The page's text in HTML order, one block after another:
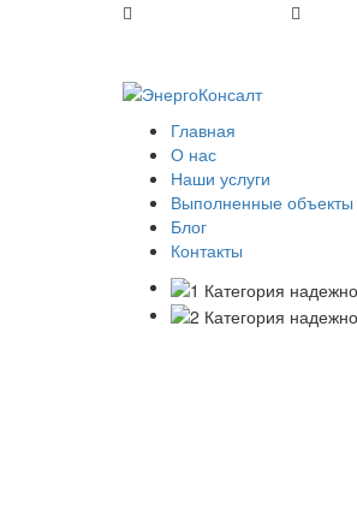
Главная
О нас
Наши услуги
Выполненные объекты
Блог
Контакты